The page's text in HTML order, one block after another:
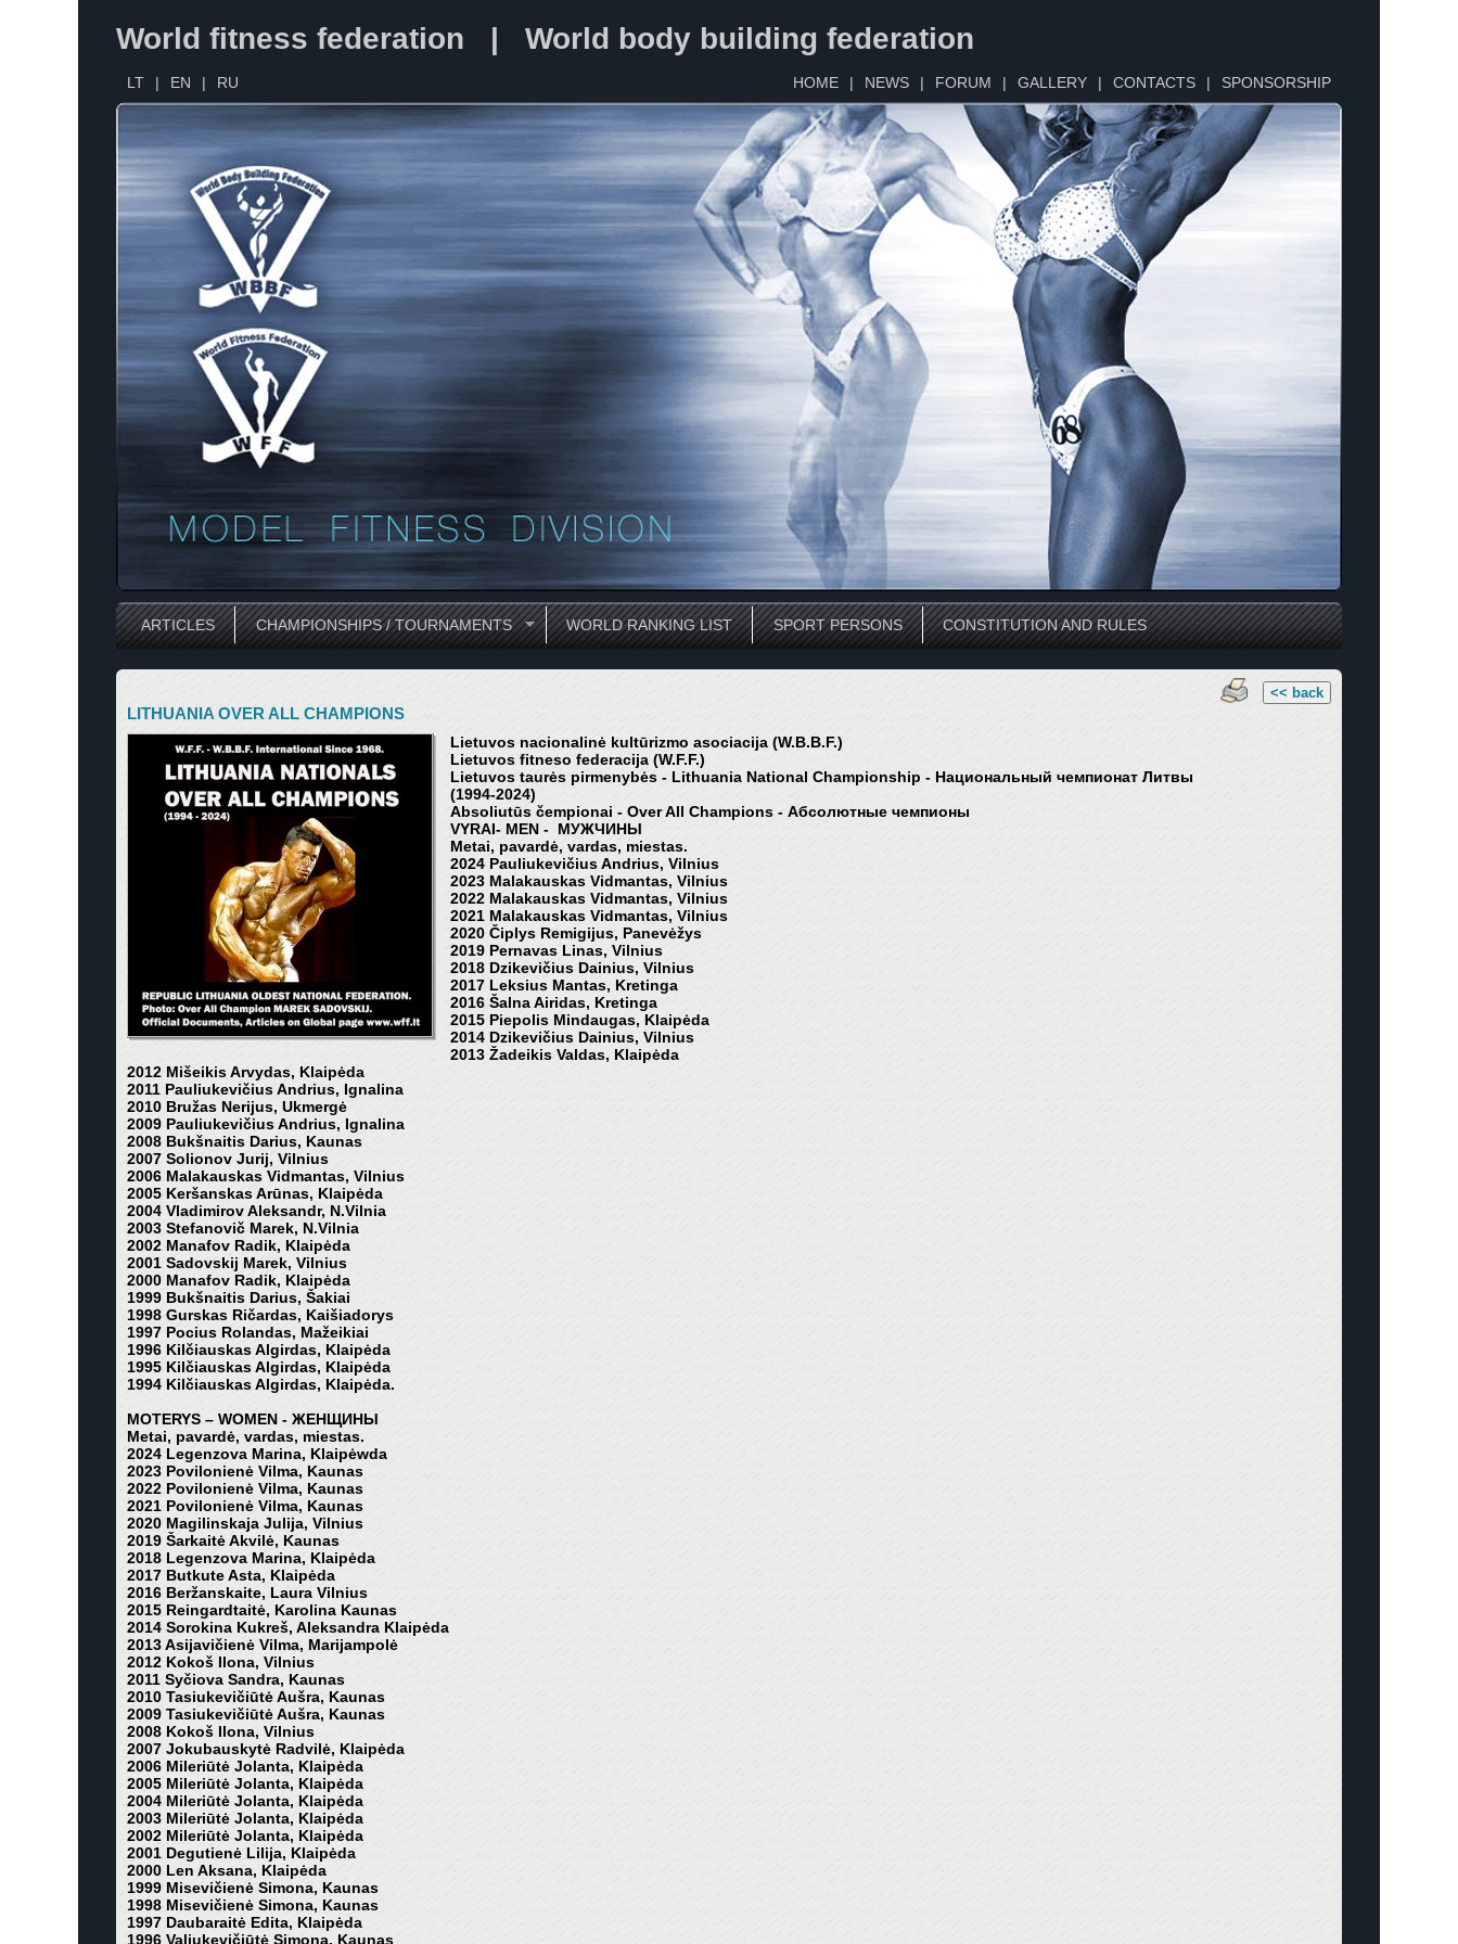
World fitness federation | World body building federation
LT | EN | RU HOME | NEWS | FORUM | GALLERY | CONTACTS | SPONSORSHIP
ARTICLES CHAMPIONSHIPS / TOURNAMENTS WORLD RANKING LIST SPORT PERSONS CONSTITUTION AND RULES
<< back
LITHUANIA OVER ALL CHAMPIONS
Lietuvos nacionalinė kultūrizmo asociacija (W.B.B.F.)
Lietuvos fitneso federacija (W.F.F.)
Lietuvos taurės pirmenybės - Lithuania National Championship - Национальный чемпионат Литвы
(1994-2024)
Absoliutūs čempionai - Over All Champions - Абсолютные чемпионы
VYRAI- MEN - МУЖЧИНЫ
Metai, pavardė, vardas, miestas.
2024 Pauliukevičius Andrius, Vilnius
2023 Malakauskas Vidmantas, Vilnius
2022 Malakauskas Vidmantas, Vilnius
2021 Malakauskas Vidmantas, Vilnius
2020 Čiplys Remigijus, Panevėžys
2019 Pernavas Linas, Vilnius
2018 Dzikevičius Dainius, Vilnius
2017 Leksius Mantas, Kretinga
2016 Šalna Airidas, Kretinga
2015 Piepolis Mindaugas, Klaipėda
2014 Dzikevičius Dainius, Vilnius
2013 Žadeikis Valdas, Klaipėda
2012 Mišeikis Arvydas, Klaipėda
2011 Pauliukevičius Andrius, Ignalina
2010 Bružas Nerijus, Ukmergė
2009 Pauliukevičius Andrius, Ignalina
2008 Bukšnaitis Darius, Kaunas
2007 Solionov Jurij, Vilnius
2006 Malakauskas Vidmantas, Vilnius
2005 Keršanskas Arūnas, Klaipėda
2004 Vladimirov Aleksandr, N.Vilnia
2003 Stefanovič Marek, N.Vilnia
2002 Manafov Radik, Klaipėda
2001 Sadovskij Marek, Vilnius
2000 Manafov Radik, Klaipėda
1999 Bukšnaitis Darius, Šakiai
1998 Gurskas Ričardas, Kaišiadorys
1997 Pocius Rolandas, Mažeikiai
1996 Kilčiauskas Algirdas, Klaipėda
1995 Kilčiauskas Algirdas, Klaipėda
1994 Kilčiauskas Algirdas, Klaipėda.
MOTERYS – WOMEN - ЖЕНЩИНЫ
Metai, pavardė, vardas, miestas.
2024 Legenzova Marina, Klaipėwda
2023 Povilonienė Vilma, Kaunas
2022 Povilonienė Vilma, Kaunas
2021 Povilonienė Vilma, Kaunas
2020 Magilinskaja Julija, Vilnius
2019 Šarkaitė Akvilė, Kaunas
2018 Legenzova Marina, Klaipėda
2017 Butkute Asta, Klaipėda
2016 Beržanskaite, Laura Vilnius
2015 Reingardtaitė, Karolina Kaunas
2014 Sorokina Kukreš, Aleksandra Klaipėda
2013 Asijavičienė Vilma, Marijampolė
2012 Kokoš Ilona, Vilnius
2011 Syčiova Sandra, Kaunas
2010 Tasiukevičiūtė Aušra, Kaunas
2009 Tasiukevičiūtė Aušra, Kaunas
2008 Kokoš Ilona, Vilnius
2007 Jokubauskytė Radvilė, Klaipėda
2006 Mileriūtė Jolanta, Klaipėda
2005 Mileriūtė Jolanta, Klaipėda
2004 Mileriūtė Jolanta, Klaipėda
2003 Mileriūtė Jolanta, Klaipėda
2002 Mileriūtė Jolanta, Klaipėda
2001 Degutienė Lilija, Klaipėda
2000 Len Aksana, Klaipėda
1999 Misevičienė Simona, Kaunas
1998 Misevičienė Simona, Kaunas
1997 Daubaraitė Edita, Klaipėda
1996 Valiukevičiūtė Simona, Kaunas